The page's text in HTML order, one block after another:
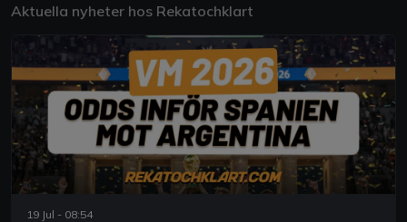
Aktuella nyheter hos Rekatochklart
19 Jul - 08:54